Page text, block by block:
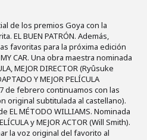
de los premios Goya con la
EL BUEN PATRÓN. Además,
favoritas para la próxima edición
CAR. Una obra maestra nominada
MEJOR DIRECTOR (Ryûsuke
Y MEJOR PELÍCULA
de febrero continuamos con las
original subtitulada al castellano).
EL MÉTODO WILLIAMS. Nominada
y MEJOR ACTOR (Will Smith).
la voz original del favorito al